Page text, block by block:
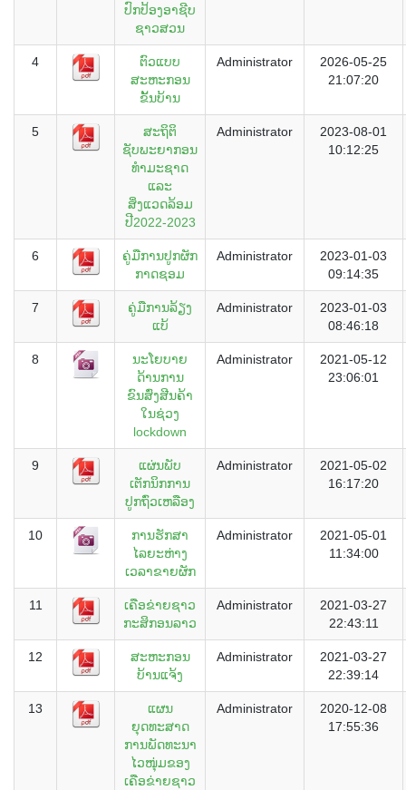
ປົກປ້ອງອາຊີບ
ຊາວສວນ
4
ຕົວແບບ
ສະຫະກອນ
ຂັ້ນບ້ານ
Administrator
2026-05-25
21:07:20
5
ສະຖິຕິ
ຊັບພະຍາກອນ
ທຳມະຊາດ
ແລະ
ສິ່ງແວດລ້ອມ
ປີ2022-2023
Administrator
2023-08-01
10:12:25
6
ຄູ່ມືການປູກຜັກ
ກາດຊອມ
Administrator
2023-01-03
09:14:35
7
ຄູ່ມືການລ້ຽງ
ແບ້
Administrator
2023-01-03
08:46:18
8
ນະໂຍບາຍ
ດ້ານການ
ຂົນສົ່ງສີນຄ້າ
ໃນຊ່ວງ
lockdown
Administrator
2021-05-12
23:06:01
9
ແຜ່ນພັບ
ເຕັກນິກການ
ປູກຖົ່ວເຫລືອງ
Administrator
2021-05-02
16:17:20
10
ການຮັກສາ
ໄລຍະຫ່າງ
ເວລາຂາຍຜັກ
Administrator
2021-05-01
11:34:00
11
ເຄືອຂ່າຍຊາວ
ກະສິກອນລາວ
Administrator
2021-03-27
22:43:11
12
ສະຫະກອນ
ບ້ານແຈ້ງ
Administrator
2021-03-27
22:39:14
13
ແຜນ
ຍຸດທະສາດ
ການພັດທະນາ
ໄວໜຸ່ມຂອງ
ເຄືອຂ່າຍຊາວ
Administrator
2020-12-08
17:55:36